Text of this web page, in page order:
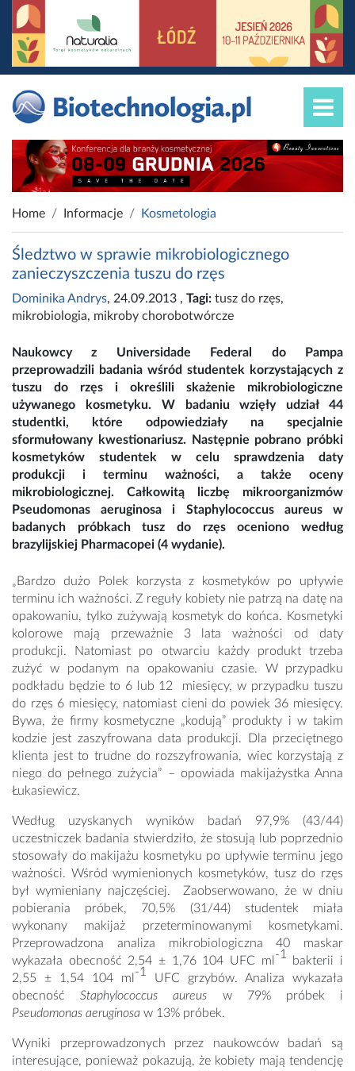
Home Informacje Kosmetologia
Śledztwo w sprawie mikrobiologicznego
zanieczyszczenia tuszu do rzęs
Dominika Andrys, 24.09.2013 , Tagi: tusz do rzęs,
mikrobiologia, mikroby chorobotwórcze
Naukowcy z Universidade Federal do Pampa
przeprowadzili badania wśród studentek korzystających z
tuszu do rzęs i określili skażenie mikrobiologiczne
używanego kosmetyku. W badaniu wzięły udział 44
studentki, które odpowiedziały na specjalnie
sformułowany kwestionariusz. Następnie pobrano próbki
kosmetyków studentek w celu sprawdzenia daty
produkcji i terminu ważności, a także oceny
mikrobiologicznej. Całkowitą liczbę mikroorganizmów
Pseudomonas aeruginosa i Staphylococcus aureus w
badanych próbkach tusz do rzęs oceniono według
brazylijskiej Pharmacopei (4 wydanie).
„Bardzo dużo Polek korzysta z kosmetyków po upływie
terminu ich ważności. Z reguły kobiety nie patrzą na datę na
opakowaniu, tylko zużywają kosmetyk do końca. Kosmetyki
kolorowe mają przeważnie 3 lata ważności od daty
produkcji. Natomiast po otwarciu każdy produkt trzeba
zużyć w podanym na opakowaniu czasie. W przypadku
podkładu będzie to 6 lub 12 miesięcy, w przypadku tuszu
do rzęs 6 miesięcy, natomiast cieni do powiek 36 miesięcy.
Bywa, że firmy kosmetyczne „kodują” produkty i w takim
kodzie jest zaszyfrowana data produkcji. Dla przeciętnego
klienta jest to trudne do rozszyfrowania, wiec korzystają z
niego do pełnego zużycia” – opowiada makijażystka Anna
Łukasiewicz.
Według uzyskanych wyników badań 97,9% (43/44)
uczestniczek badania stwierdziło, że stosują lub poprzednio
stosowały do makijażu kosmetyku po upływie terminu jego
ważności. Wśród wymienionych kosmetyków, tusz do rzęs
był wymieniany najczęściej. Zaobserwowano, że w dniu
pobierania próbek, 70,5% (31/44) studentek miała
wykonany makijaż przeterminowanymi kosmetykami.
Przeprowadzona analiza mikrobiologiczna 40 maskar
wykazała obecność 2,54 ± 1,76 104 UFC ml -1 bakterii i
2,55 ± 1,54 104 ml -1 UFC grzybów. Analiza wykazała
obecnośćStaphylococcus aureus w 79% próbek i
Pseudomonas aeruginosa w 13% próbek.
Wyniki przeprowadzonych przez naukowców badań są
interesujące, ponieważ pokazują, że kobiety mają tendencję